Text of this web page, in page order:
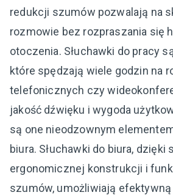
redukcji szumów pozwalają na
rozmowie bez rozpraszania się
otoczenia. Słuchawki do pracy
które spędzają wiele godzin na
telefonicznych czy
jakość dźwięku i wygoda
są one nieodzownym
biura. Słuchawki do biura, dzięki
ergonomicznej konstrukcji i
szumów, umożliwiają